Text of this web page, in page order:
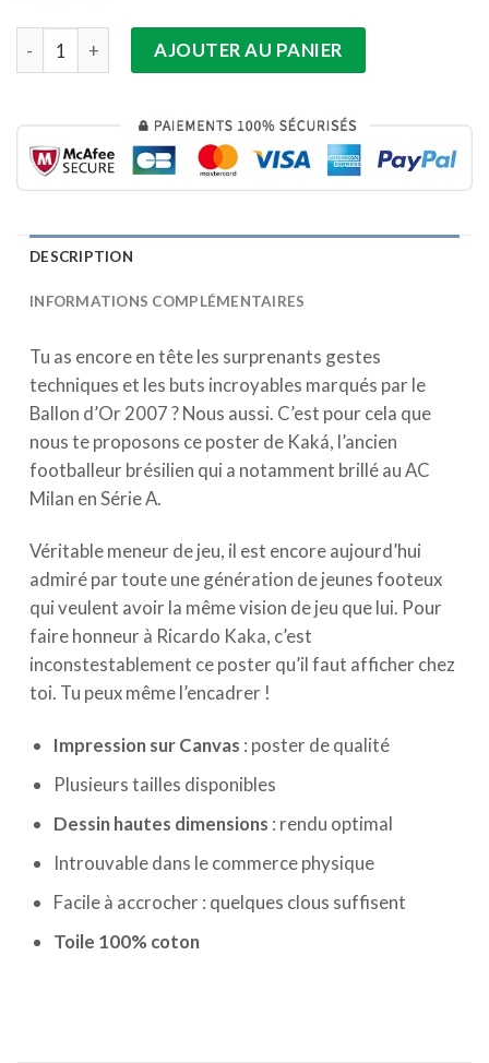
quantité de Poster Foot Ricardo Kaká
AJOUTER AU PANIER
DESCRIPTION
INFORMATIONS COMPLÉMENTAIRES
Tu as encore en tête les surprenants gestes
techniques et les buts incroyables marqués par le
Ballon d’Or 2007 ? Nous aussi. C’est pour cela que
nous te proposons ce poster de Kaká, l’ancien
footballeur brésilien qui a notamment brillé au AC
Milan en Série A.
Véritable meneur de jeu, il est encore aujourd’hui
admiré par toute une génération de jeunes footeux
qui veulent avoir la même vision de jeu que lui. Pour
faire honneur à Ricardo Kaka, c’est
inconstestablement ce poster qu’il faut afficher chez
toi. Tu peux même l’encadrer !
Impression sur Canvas : poster de qualité
Plusieurs tailles disponibles
Dessin hautes dimensions : rendu optimal
Introuvable dans le commerce physique
Facile à accrocher : quelques clous suffisent
Toile 100% coton